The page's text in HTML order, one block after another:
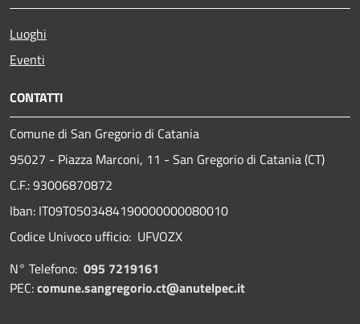
Luoghi
Eventi
CONTATTI
Comune di San Gregorio di Catania
95027 - Piazza Marconi, 11 - San Gregorio di Catania (CT)
C.F.: 93006870872
Iban: IT09T0503484190000000080010
Codice Univoco ufficio: UFVOZX
N° Telefono: 095 7219161
PEC:comune.sangregorio.ct@anutelpec.it